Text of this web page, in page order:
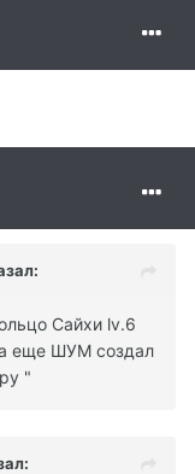
Cайхи lv.6
еще ШУМ создал
"